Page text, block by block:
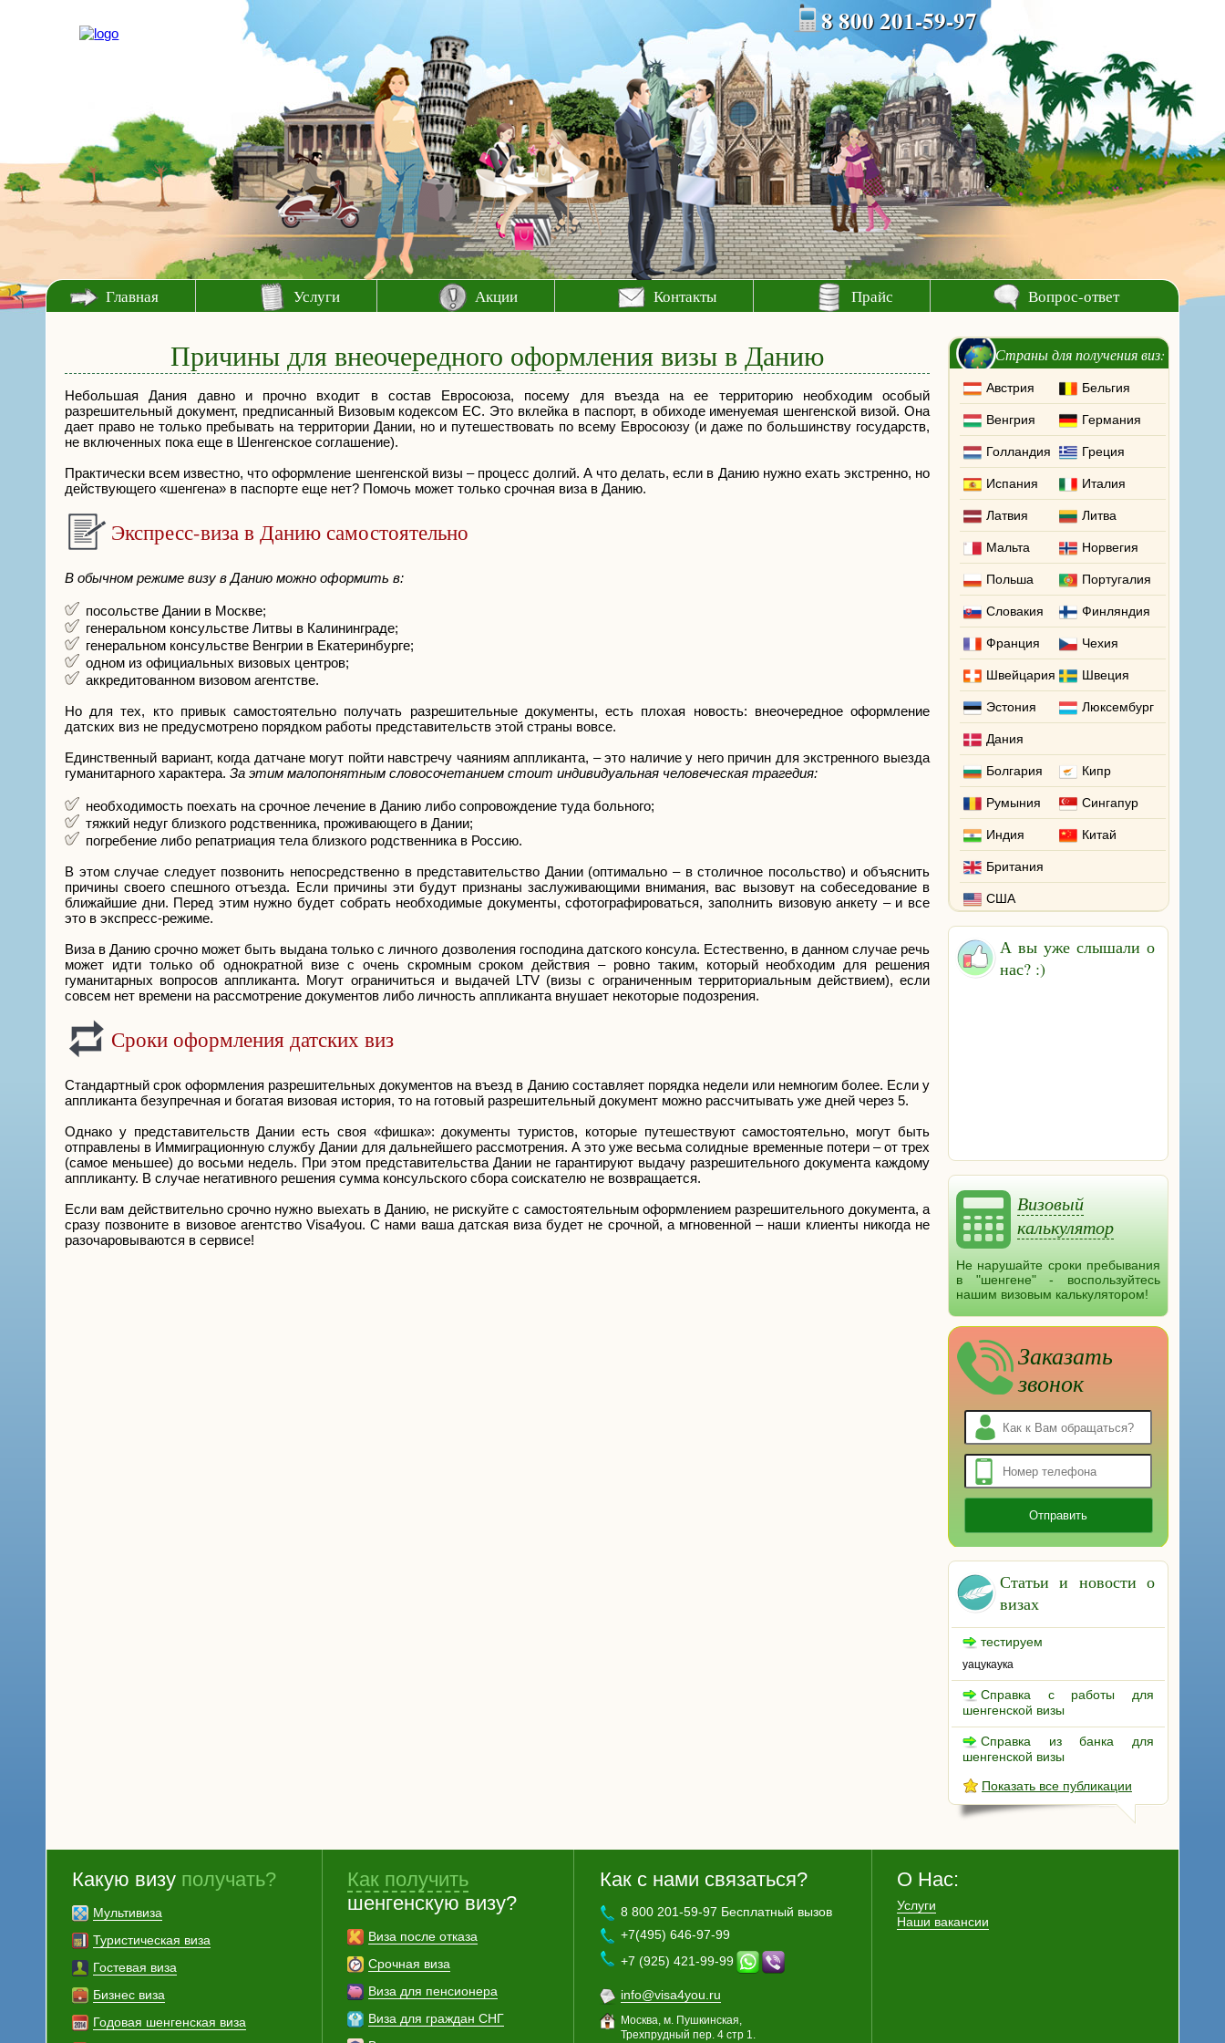
8 800 201-59-97
Главная Услуги Акции Контакты Прайс Вопрос-ответ
Страны для получения виз:
Австрия Бельгия
Венгрия Германия
Голландия Греция
Испания Италия
Латвия Литва
Мальта Норвегия
Польша Португалия
Словакия Финляндия
Франция Чехия
Швейцария Швеция
Эстония Люксембург
Дания
Болгария Кипр
Румыния Сингапур
Индия Китай
Британия
США
А вы уже слышали о
нас? :)
Визовый
калькулятор
Не нарушайте сроки пребывания
в "шенгене" - воспользуйтесь
нашим визовым калькулятором!
Заказать
звонок
Статьи и новости о
визах
тестируем
уацукаука
Справка с работы для
шенгенской визы
Справка из банка для
шенгенской визы
Показать все публикации
Причины для внеочередного оформления визы в Данию
Небольшая Дания давно и прочно входит в состав Евросоюза, посему для въезда на ее территорию необходим особый
разрешительный документ, предписанный Визовым кодексом ЕС. Это вклейка в паспорт, в обиходе именуемая шенгенской визой. Она
дает право не только пребывать на территории Дании, но и путешествовать по всему Евросоюзу (и даже по большинству государств,
не включенных пока еще в Шенгенское соглашение).
Практически всем известно, что оформление шенгенской визы – процесс долгий. А что делать, если в Данию нужно ехать экстренно, но
действующего «шенгена» в паспорте еще нет? Помочь может только срочная виза в Данию.
Экспресс-виза в Данию самостоятельно
В обычном режиме визу в Данию можно оформить в:
посольстве Дании в Москве;
генеральном консульстве Литвы в Калининграде;
генеральном консульстве Венгрии в Екатеринбурге;
одном из официальных визовых центров;
аккредитованном визовом агентстве.
Но для тех, кто привык самостоятельно получать разрешительные документы, есть плохая новость: внеочередное оформление
датских виз не предусмотрено порядком работы представительств этой страны вовсе.
Единственный вариант, когда датчане могут пойти навстречу чаяниям аппликанта, – это наличие у него причин для экстренного выезда
гуманитарного характера. За этим малопонятным словосочетанием стоит индивидуальная человеческая трагедия:
необходимость поехать на срочное лечение в Данию либо сопровождение туда больного;
тяжкий недуг близкого родственника, проживающего в Дании;
погребение либо репатриация тела близкого родственника в Россию.
В этом случае следует позвонить непосредственно в представительство Дании (оптимально – в столичное посольство) и объяснить
причины своего спешного отъезда. Если причины эти будут признаны заслуживающими внимания, вас вызовут на собеседование в
ближайшие дни. Перед этим нужно будет собрать необходимые документы, сфотографироваться, заполнить визовую анкету – и все
это в экспресс-режиме.
Виза в Данию срочно может быть выдана только с личного дозволения господина датского консула. Естественно, в данном случае речь
может идти только об однократной визе с очень скромным сроком действия – ровно таким, который необходим для решения
гуманитарных вопросов аппликанта. Могут ограничиться и выдачей LTV (визы с ограниченным территориальным действием), если
совсем нет времени на рассмотрение документов либо личность аппликанта внушает некоторые подозрения.
Сроки оформления датских виз
Стандартный срок оформления разрешительных документов на въезд в Данию составляет порядка недели или немногим более. Если у
аппликанта безупречная и богатая визовая история, то на готовый разрешительный документ можно рассчитывать уже дней через 5.
Однако у представительств Дании есть своя «фишка»: документы туристов, которые путешествуют самостоятельно, могут быть
отправлены в Иммиграционную службу Дании для дальнейшего рассмотрения. А это уже весьма солидные временные потери – от трех
(самое меньшее) до восьми недель. При этом представительства Дании не гарантируют выдачу разрешительного документа каждому
аппликанту. В случае негативного решения сумма консульского сбора соискателю не возвращается.
Если вам действительно срочно нужно выехать в Данию, не рискуйте с самостоятельным оформлением разрешительного документа, а
сразу позвоните в визовое агентство Visa4you. С нами ваша датская виза будет не срочной, а мгновенной – наши клиенты никогда не
разочаровываются в сервисе!
Какую визу получать?
Мультивиза
Туристическая виза
Гостевая виза
Бизнес виза
Годовая шенгенская виза
Как получить
шенгенскую визу?
Виза после отказа
Срочная виза
Виза для пенсионера
Виза для граждан СНГ
Как с нами связаться?
8 800 201-59-97 Бесплатный вызов
+7(495) 646-97-99
+7 (925) 421-99-99
info@visa4you.ru
Москва, м. Пушкинская,
Трехпрудный пер. 4 стр 1.
О Нас:
Услуги
Наши вакансии